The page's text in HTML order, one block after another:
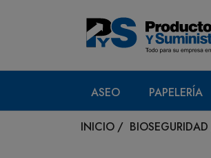
ASEO PAPELERÍA
INICIO / BIOSEGURIDAD